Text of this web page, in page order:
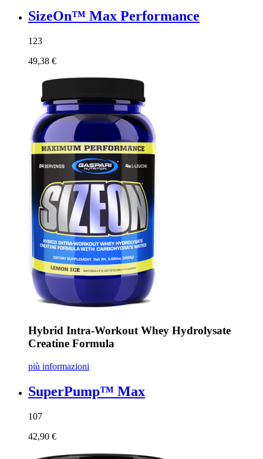
SizeOn™ Max Performance
123
49,38 €
Hybrid Intra-Workout Whey Hydrolysate
Creatine Formula
più informazioni
SuperPump™ Max
107
42,90 €